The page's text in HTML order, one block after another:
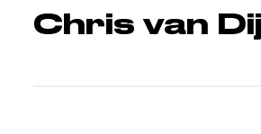
Chris van